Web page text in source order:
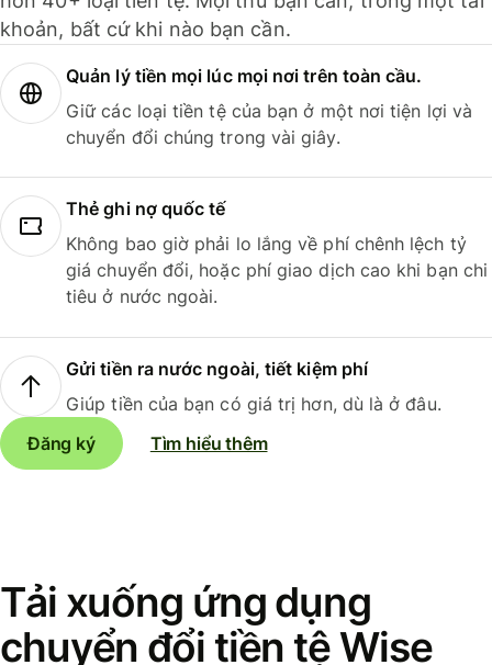
khoản, bất cứ khi nào bạn cần.
Quản lý tiền mọi lúc mọi nơi trên toàn cầu.
Giữ các loại tiền tệ của bạn ở một nơi tiện lợi và
chuyển đổi chúng trong vài giây.
Thẻ ghi nợ quốc tế
Không bao giờ phải lo lắng về phí chênh lệch tỷ
giá chuyển đổi, hoặc phí giao dịch cao khi bạn chi
tiêu ở nước ngoài.
Gửi tiền ra nước ngoài, tiết kiệm phí
Giúp tiền của bạn có giá trị hơn, dù là ở đâu.
Đăng ký
Tìm hiểu thêm
Tải xuống ứng dụng
chuyển đổi tiền tệ Wise